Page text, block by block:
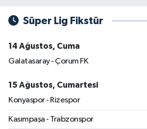
Süper Lig Fikstür
14 Ağustos, Cuma
Galatasaray - Çorum FK
15 Ağustos, Cumartesi
Konyaspor - Rizespor
Kasımpaşa - Trabzonspor